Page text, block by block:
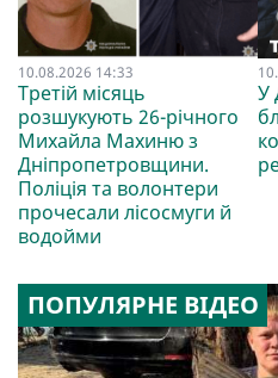
10.08.2026 14:33
Третій місяць
розшукують 26-річного
Михайла Махиню з
Дніпропетровщини.
Поліція та волонтери
прочесали лісосмуги й
водойми
У
ПОПУЛЯРНЕ ВІДЕО